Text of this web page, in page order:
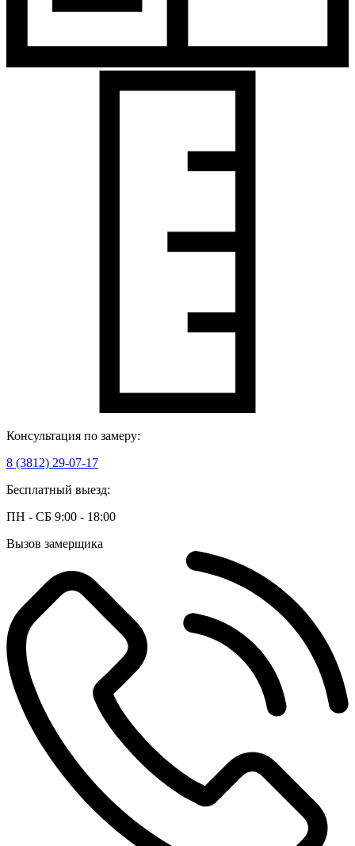
Консультация по замеру:
8 (3812) 29-07-17
Бесплатный выезд:
ПН - СБ 9:00 - 18:00
Вызов замерщика